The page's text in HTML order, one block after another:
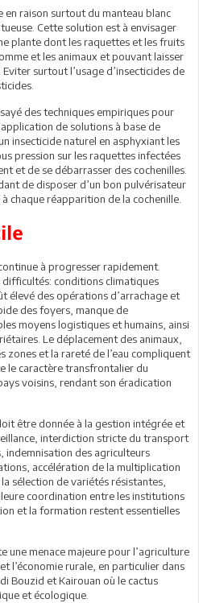
en raison surtout du manteau blanc
Cette solution est à envisager
plante dont les raquettes et les fruits
et les animaux et pouvant laisser
surtout l’usage d’insecticides de
des techniques empiriques pour
de solutions à base de
insecticide naturel en asphyxiant les
pression sur les raquettes infectées
et de se débarrasser des cochenilles.
de disposer d’un bon pulvérisateur
chaque réapparition de la cochenille.
à progresser rapidement.
conditions climatiques
élevé des opérations d’arrachage et
des foyers, manque de
moyens logistiques et humains, ainsi
Le déplacement des animaux,
zones et la rareté de l’eau compliquent
le caractère transfrontalier du
voisins, rendant son éradication
être donnée à la gestion intégrée et
interdiction stricte du transport
indemnisation des agriculteurs
accélération de la multiplication
sélection de variétés résistantes,
coordination entre les institutions
et la formation restent essentielles
une menace majeure pour l’agriculture
l’économie rurale, en particulier dans
Bouzid et Kairouan où le cactus
et écologique.